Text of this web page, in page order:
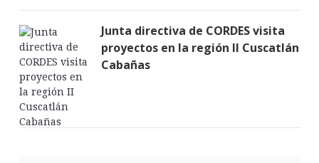
Junta directiva de CORDES visita
proyectos en la región II Cuscatlán
Cabañas